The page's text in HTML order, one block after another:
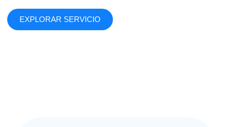
EXPLORAR SERVICIO